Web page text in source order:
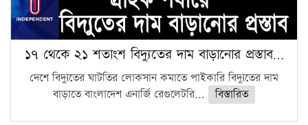
১৭ থেকে ২১ শতাংশ বিদ্যুতের দাম বাড়ানোর প্রস্তাব…
দেশে বিদ্যুতের ঘাটতির লোকসান কমাতে পাইকারি বিদ্যুতের দাম
বাড়াতে বাংলাদেশ এনার্জি রেগুলেটরি...
বিস্তারিত